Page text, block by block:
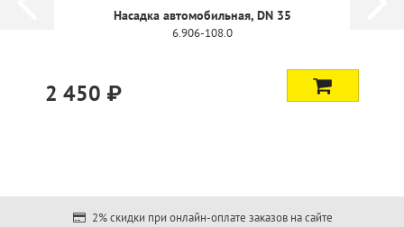
Насадка автомобильная, DN 35
6.906-108.0
2 450 ₽
2% скидки при онлайн-оплате заказов на сайте